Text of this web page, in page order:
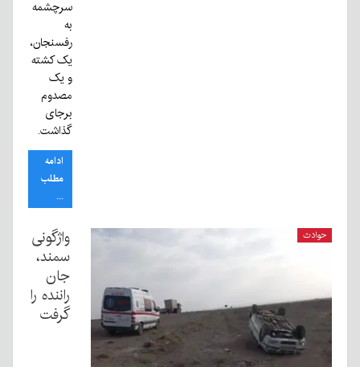
سرچشمه
به
رفسنجان،
یک کشته
و یک
مصدوم
برجای
گذاشت.
ادامه
مطلب
...
حوادث
واژگونی
سمند،
جان
راننده را
گرفت